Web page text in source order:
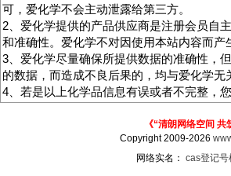
可，爱化学不会主动泄露给第三方。
2、爱化学提供的产品供应商是注册会员自
和准确性。爱化学不对因使用本站内容而
3、爱化学尽量确保所提供数据的准确性，
的数据，而造成不良后果的，均与爱化学
4、若是以上化学品信息有误或者不完整，
《“清朗网络空间
Copyright 2009-2026
网络实名： cas登记号